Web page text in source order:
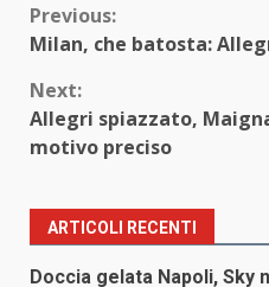
Continue
Previous:
Milan, che batosta:
Next:
Allegri spiazzato,
motivo preciso
ARTICOLI RECENTI
Doccia gelata Napoli, Sky